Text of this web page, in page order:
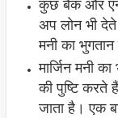
कुछ बैंक और
अप लोन भी देते
मनी का
मार्जिन मनी
की पुष्टि करते
जाता है। एक